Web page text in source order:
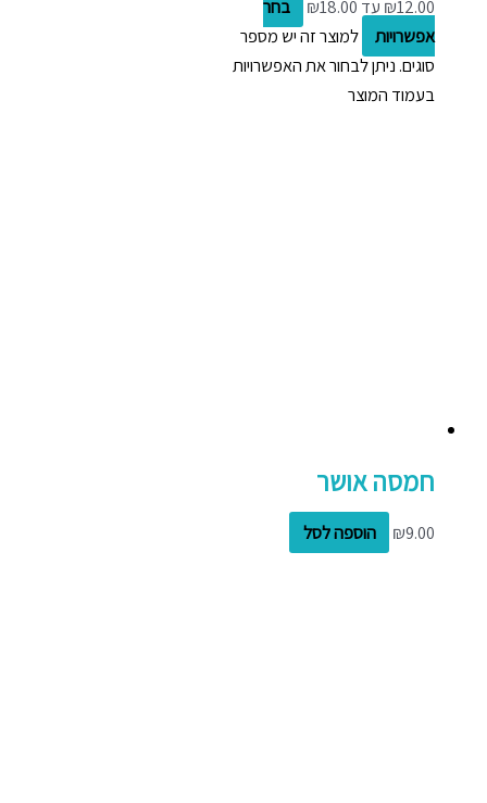
בחר
אפשרויות
למוצר זה יש מספר
סוגים. ניתן לבחור את האפשרויות
בעמוד המוצר
חמסה אושר
₪9.00 הוספה לסל